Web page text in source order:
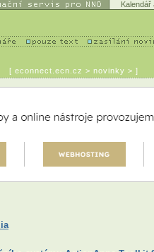
Kalendář
[ econnect.ecn.cz > novinky > ]